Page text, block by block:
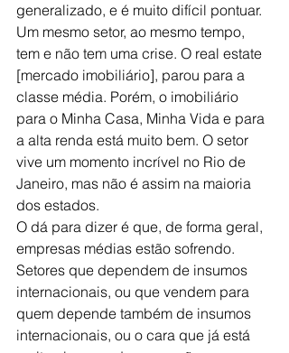
generalizado, e é muito difícil pontuar.
Um mesmo setor, ao mesmo tempo,
tem e não tem uma crise. O real estate
[mercado imobiliário], parou para a
classe média. Porém, o imobiliário
para o Minha Casa, Minha Vida e para
a alta renda está muito bem. O setor
vive um momento incrível no Rio de
Janeiro, mas não é assim na maioria
dos estados.
O dá para dizer é que, de forma geral,
empresas médias estão sofrendo.
Setores que dependem de insumos
internacionais, ou que vendem para
quem depende também de insumos
internacionais, ou o cara que já está